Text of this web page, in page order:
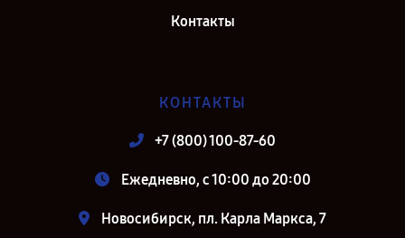
Контакты
КОНТАКТЫ
+7 (800) 100-87-60
Ежедневно, с 10:00 до 20:00
Новосибирск, пл. Карла Маркса, 7